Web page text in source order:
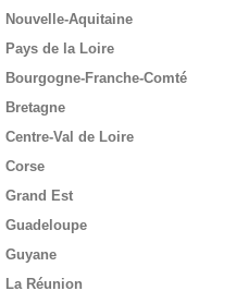
Nouvelle-Aquitaine
Pays de la Loire
Bourgogne-Franche-Comté
Bretagne
Centre-Val de Loire
Corse
Grand Est
Guadeloupe
Guyane
La Réunion